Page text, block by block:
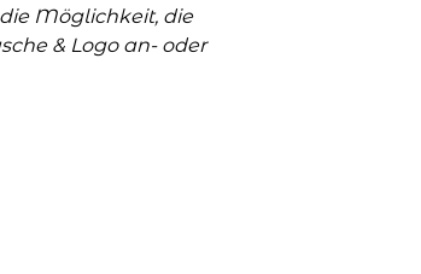
Möglichkeit, die
& Logo an- oder